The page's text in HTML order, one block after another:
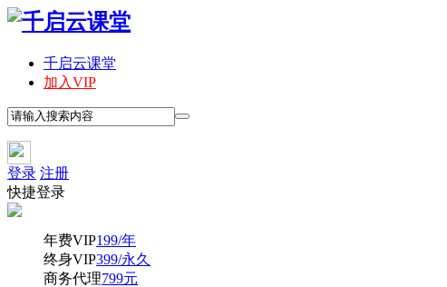
千启云课堂
加入VIP
登录 注册
快捷登录
年费VIP199/年
终身VIP399/永久
商务代理799元